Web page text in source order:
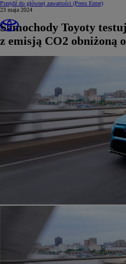
Przejdź do głównej zawartości (Press Enter)
23 maja 2024
Samochody Toyoty
z emisją CO2 obniżoną